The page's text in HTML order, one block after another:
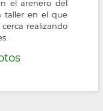
el arenero del
taller en el que
realizando